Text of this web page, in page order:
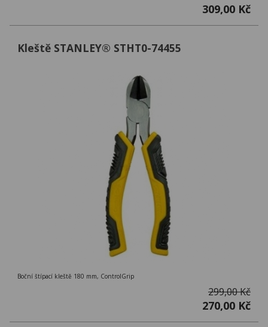
309,00 Kč
Kleště STANLEY® STHT0-74455
Boční štípací kleště 180 mm, ControlGrip
299,00 Kč
270,00 Kč